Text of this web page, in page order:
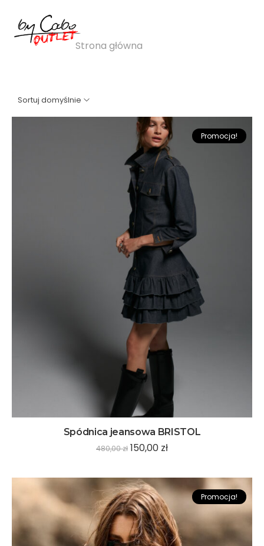
Strona główna
Sortuj domyślnie
Promocja!
Spódnica jeansowa BRISTOL
480,00zł 150,00 zł
Promocja!